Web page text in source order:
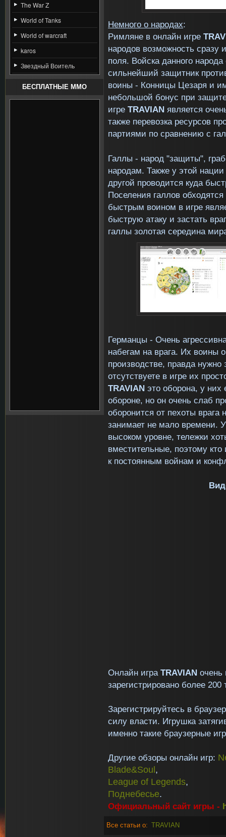
The War Z
World of Tanks
World of warcraft
karos
Звездный Воитель
БЕСПЛАТНЫЕ MMO
Немного о народах:
Римляне в онлайн игре
народов возможность сразу
поля. Войска данного
сильнейший защитник
воины - Конницы Цезаря и
небольшой бонус при
игре TRAVIAN является
также перевозка ресурсов
партиями по сравнению с
Галлы - народ "защиты",
народам. Также у этой нации
другой проводится куда
Поселения галлов
быстрым воином в игре
быструю атаку и застать
галлы золотая середина
Германцы - Очень
набегам на врага. Их воины
производстве, правда
отсутствуете в игре их
TRAVIAN это оборона, у
обороне, но он очень слаб
оборонится от пехоты врага
занимает не мало времени.
высоком уровне, тележки
вместительные, поэтому
к постоянным войнам и
Онлайн игра TRAVIAN очень
зарегистрировано более
Зарегистрируйтесь в
силу власти. Игрушка
именно такие браузерные
Другие обзоры онлайн игр:
Blade&Soul,
League of Legends,
Поднебесье.
Официальный сайт игры -
Все статьи о: TRAVIAN